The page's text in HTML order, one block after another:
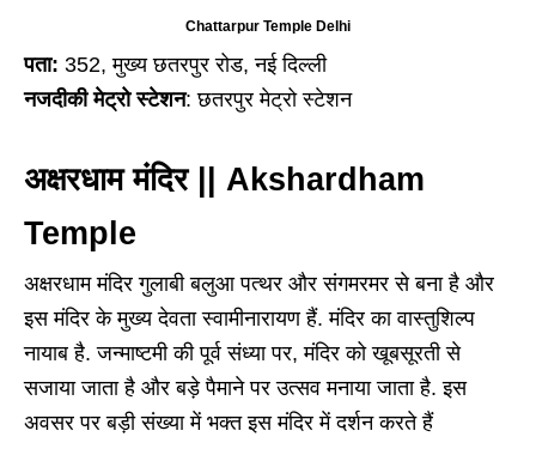
Chattarpur Temple Delhi
पता: 352, मुख्य छतरपुर रोड, नई दिल्ली
नजदीकी मेट्रो स्टेशन: छतरपुर मेट्रो स्टेशन
अक्षरधाम मंदिर || Akshardham
Temple
अक्षरधाम मंदिर गुलाबी बलुआ पत्थर और संगमरमर से बना है और
इस मंदिर के मुख्य देवता स्वामीनारायण हैं. मंदिर का वास्तुशिल्प
नायाब है. जन्माष्टमी की पूर्व संध्या पर, मंदिर को खूबसूरती से
सजाया जाता है और बड़े पैमाने पर उत्सव मनाया जाता है. इस
अवसर पर बड़ी संख्या में भक्त इस मंदिर में दर्शन करते हैं